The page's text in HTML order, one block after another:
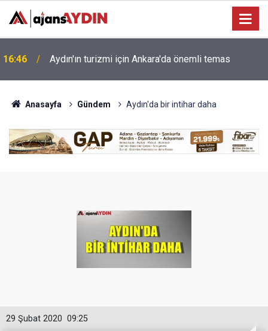
16:25 İncirliova'da üreticilere İncir Tebliği bilgilendirmesi
Anasayfa Gündem Aydın'da bir intihar daha
09:25
29 Şubat 2020